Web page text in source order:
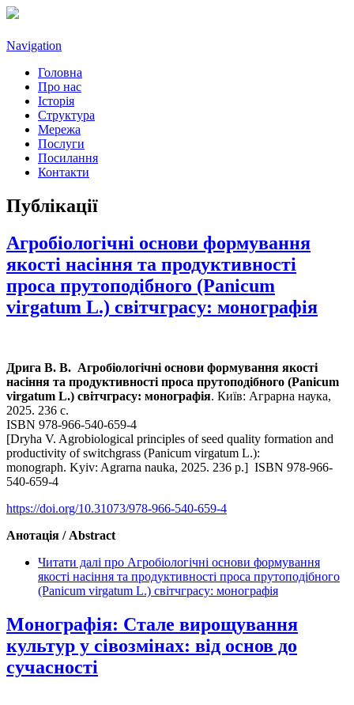
Navigation
Головна
Про нас
Історія
Структура
Мережа
Послуги
Посилання
Контакти
Публікації
Агробіологічні основи формування
якості насіння та продуктивності
проса прутоподібного (Panicum
virgatum L.) світчграсу: монографія
Дрига В. В. Агробіологічні основи формування якості
насіння та продуктивності проса прутоподібного (Panicum
virgatum L.) світчграсу: монографія. Київ: Аграрна наука,
2025. 236 с.
ISBN 978-966-540-659-4
[Dryha V. Agrobiolo­gical principles of seed quality formation and
productivity of switchgrass (Panicum virgatum L.):
monograph. Kyiv: Agrarna nauka, 2025. 236 р.] ISBN 978-966-
540-659-4
https://doi.org/10.31073/978-966-540-659-4
Анотація / Abstract
Читати далі про Агробіологічні основи формування
якості насіння та продуктивності проса прутоподібного
(Panicum virgatum L.) світчграсу: монографія
Монографія: Стале вирощування
культур у сівозмінах: від основ до
сучасності